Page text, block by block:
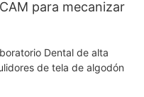
para mecanizar